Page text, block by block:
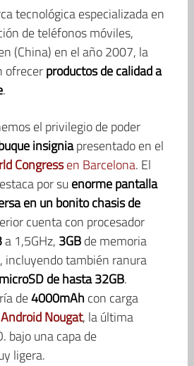
tecnológica especializada en
de teléfonos móviles,
(China) en el año 2007, la
ofrecerproductos de calidad a
.
el privilegio de poder
insigniapresentado en el
Congressen Barcelona. El
por su enorme pantalla
en un bonito chasis de
cuenta con procesador
a 1,5GHz, 3GBde memoria
, incluyendo también ranura
de hasta 32GB.
de4000mAh con carga
Android Nougat, la última
bajo una capa de
ligera.